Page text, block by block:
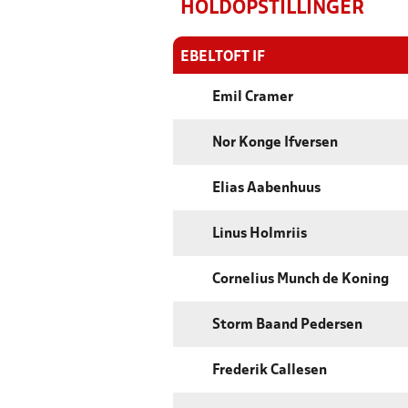
HOLDOPSTILLINGER
EBELTOFT IF
Emil Cramer
Nor Konge Ifversen
Elias Aabenhuus
Linus Holmriis
Cornelius Munch de Koning
Storm Baand Pedersen
Frederik Callesen